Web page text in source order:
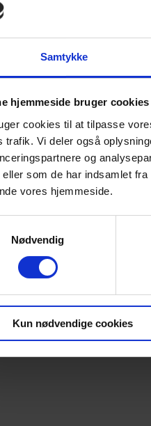
Samtykke
hjemmeside bruger cookies
cookies til at tilpasse
trafik. Vi deler også
og
eller som de har indsamlet
vores hjemmeside.
Nødvendig
Kun nødvendige cookies
180×210
specialmål